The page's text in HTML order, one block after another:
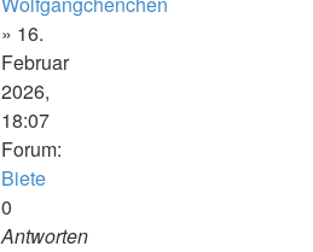
» 16.
Februar
2026,
18:07
Forum:
Biete
0
Antworten